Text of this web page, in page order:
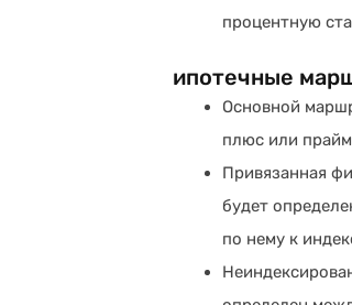
процентную
ипотечные
Основной
плюс или
Привязанная
будет
по нему к